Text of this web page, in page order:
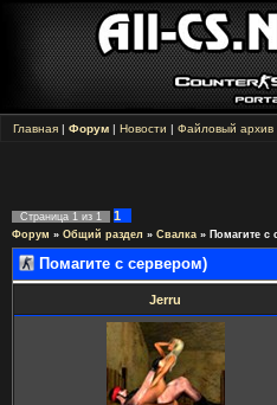
Главная | Форум | Новости | Файловый архив
Страница 1 из 1 1
Форум » Общий раздел » Свалка » Помагите с
Помагите с сервером)
Jerru